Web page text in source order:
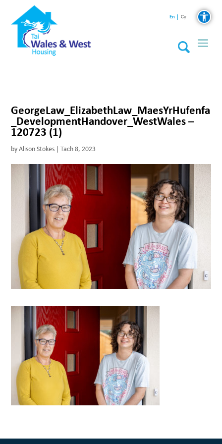
En Cy
GeorgeLaw_ElizabethLaw_MaesYrHufenfa
_DevelopmentHandover_WestWales –
120723 (1)
byAlison Stokes |Tach 8, 2023